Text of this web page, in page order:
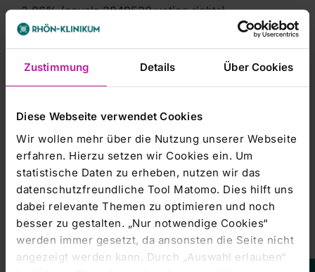
Zustimmung Details Über Cookies
Diese Webseite verwendet Cookies
Wir wollen mehr über die Nutzung unserer Webseite
erfahren. Hierzu setzen wir Cookies ein. Um
statistische Daten zu erheben, nutzen wir das
datenschutzfreundliche Tool Matomo. Dies hilft uns
dabei relevante Themen zu optimieren und noch
besser zu gestalten. „Nur notwendige Cookies“
werden immer gesetzt, da ansonsten die Seite nicht
angezeigt werden kann. Durch „Auswahl erlauben“
2.06% (equals 2849530 voting rights)
instruments pursuant to sec. 25
WpHG:
Chain of controlled undertakings:
Morgan Stanley Capital Management LLC, Morgan
Stanley Domestic Holdings
Inc., Morgan Stanley & Co. LLC, Morgan Stanley
International Holdings Inc.,
MS Equity Financing Services (Luxembourg) Sarl